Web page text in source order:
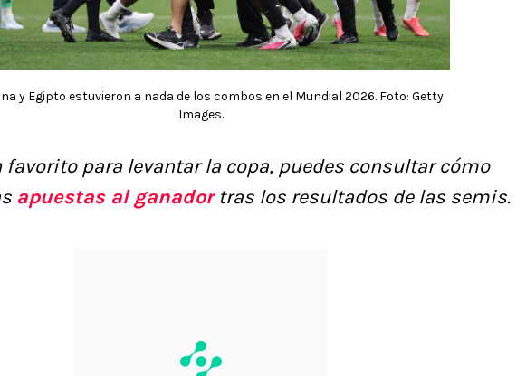
y Egipto estuvieron a nada de los combos en el Mundial 2026. Foto: Getty
Images.
favorito para levantar la copa, puedes consultar cómo
apuestas al ganadortras los resultados de las semis.